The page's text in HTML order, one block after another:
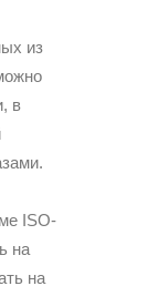
из
в
ISO-
на
на